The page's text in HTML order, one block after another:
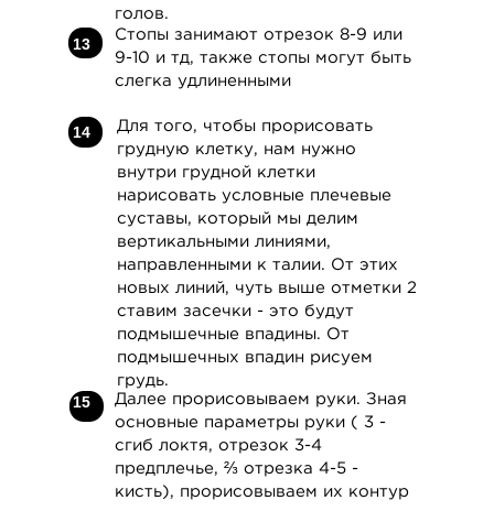
[2 VIDEO CLASSES]
SECTION 7. ABOUT THE PROFESSION OF
FASHION ILLUSTRATOR
VIEW DETAILS
голов.
Стопы занимают отрезок 8-9 или
9-10 и тд, также стопы могут быть
слегка удлиненными
13
Для того, чтобы прорисовать
грудную клетку, нам нужно
внутри грудной клетки
нарисовать условные плечевые
суставы, который мы делим
вертикальными линиями,
направленными к талии. От этих
новых линий, чуть выше отметки 2
ставим засечки - это будут
подмышечные впадины. От
подмышечных впадин рисуем
грудь.
14
Далее прорисовываем руки. Зная
основные параметры руки ( 3 -
сгиб локтя, отрезок 3-4
предплечье, ⅔ отрезка 4-5 -
кисть), прорисовываем их контур
15